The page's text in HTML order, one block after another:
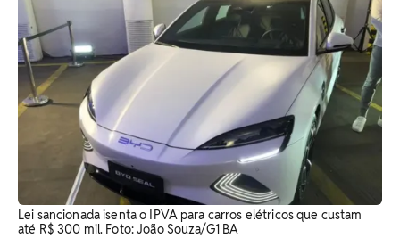
Lei sancionada isenta o IPVA para carros elétricos que custam
até R$ 300 mil. Foto: João Souza/G1 BA